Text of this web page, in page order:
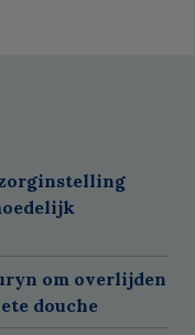
om overlijden
douche